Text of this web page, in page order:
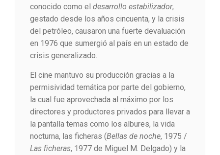
conocido como el desarrollo estabilizador,
gestado desde los años cincuenta, y la crisis
del petróleo, causaron una fuerte devaluación
en 1976 que sumergió al país en un estado de
crisis generalizado.
El cine mantuvo su producción gracias a la
permisividad temática por parte del gobierno,
la cual fue aprovechada al máximo por los
directores y productores privados para llevar a
la pantalla temas como los albures, la vida
nocturna, las ficheras (Bellas de noche, 1975 /
Las ficheras, 1977 de Miguel M. Delgado) y la